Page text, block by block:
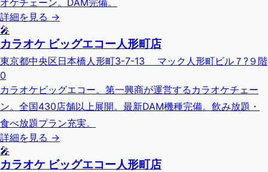
オケチェーン。DAM完備。
詳細を見る →
🎤
カラオケ ビッグエコー人形町店
東京都中央区日本橋人形町3-7-13 マック人形町ビル７?９階
0
カラオケビッグエコー。第一興商が運営するカラオケチェー
ン。全国430店舗以上展開。最新DAM機種完備。飲み放題・
食べ放題プラン充実。
詳細を見る →
🎤
カラオケ ビッグエコー人形町店